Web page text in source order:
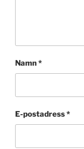
Namn*
E-postadress*